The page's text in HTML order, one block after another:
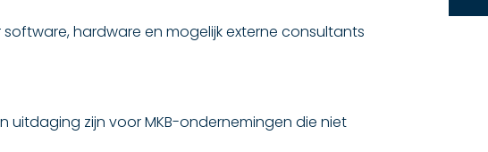
hardware en mogelijk externe consultants
uitdaging zijn voor MKB-ondernemingen die niet